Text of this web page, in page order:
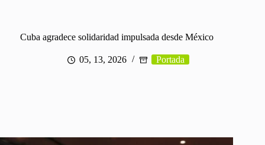
Cuba agradece solidaridad impulsada desde México
05, 13, 2026 Portada